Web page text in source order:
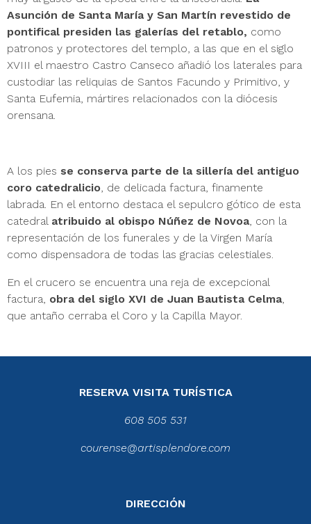
Asunción de Santa María y San Martín revestido de
pontifical presiden las galerías del retablo, como
patronos y protectores del templo, a las que en el siglo
XVIII el maestro Castro Canseco añadió los laterales para
custodiar las reliquias de Santos Facundo y Primitivo, y
Santa Eufemia, mártires relacionados con la diócesis
orensana.
A los pies se conserva parte de la sillería del antiguo
coro catedralicio, de delicada factura, finamente
labrada. En el entorno destaca el sepulcro gótico de esta
catedral atribuido al obispo Núñez de Novoa, con la
representación de los funerales y de la Virgen María
como dispensadora de todas las gracias celestiales.
En el crucero se encuentra una reja de excepcional
factura, obra del siglo XVI de Juan Bautista Celma,
que antaño cerraba el Coro y la Capilla Mayor.
RESERVA VISITA TURÍSTICA
608 505 531
courense@artisplendore.com
DIRECCIÓN